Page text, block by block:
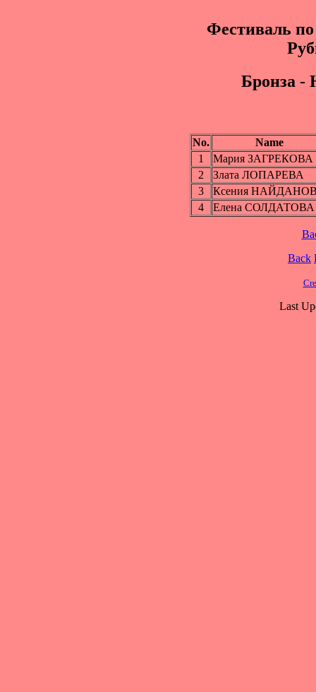
Фестиваль
Бpoнза -
No.
Name
1
Мария ЗАГРЕКОВА
2
Злата ЛОПАРЕВА
3
Ксения
4
Елена СОЛДАТОВА
Back
Last